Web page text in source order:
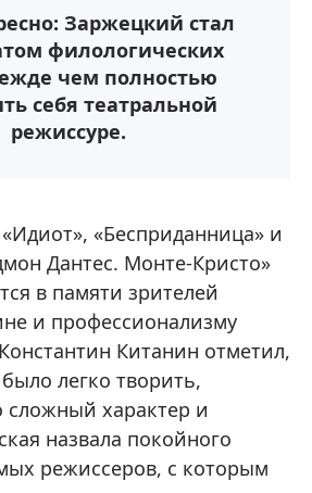
Заржецкий стал
филологических
чем полностью
себя театральной
режиссуре.
«Бесприданница» и
Дантес. Монте-Кристо»
в памяти зрителей
и профессионализму
Китанин отметил,
легко творить,
сложный характер и
назвала покойного
режиссеров, с которым